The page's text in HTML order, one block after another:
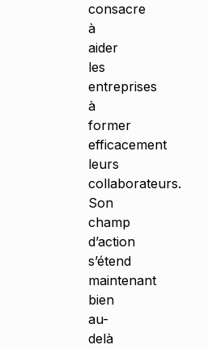
consacre
à
aider
les
entreprises
à
former
efficacement
leurs
collaborateurs.
Son
champ
d’action
s’étend
maintenant
bien
au-
delà